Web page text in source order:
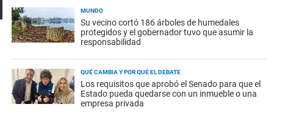
MUNDO
Su vecino cortó 186 árboles de humedales
protegidos y el gobernador tuvo que asumir la
responsabilidad
QUÉ CAMBIA Y POR QUÉ EL DEBATE
Los requisitos que aprobó el Senado para que el
Estado pueda quedarse con un inmueble o una
empresa privada